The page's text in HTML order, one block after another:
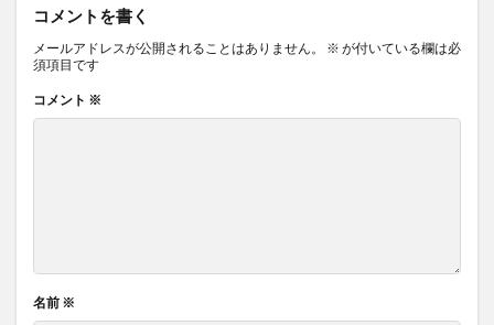
コメントを書く
メールアドレスが公開されることはありません。 ※ が付いている欄は必
須項目です
コメント ※
名前 ※